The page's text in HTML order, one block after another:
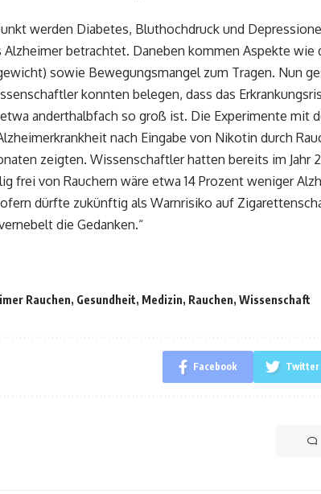
werden Diabetes, Bluthochdruck und
betrachtet. Daneben kommen Aspekte wie
sowie Bewegungsmangel zum Tragen. Nun
konnten belegen, dass das
anderthalbfach so groß ist. Die Experimente mit
nach Eingabe von Nikotin durch
zeigten. Wissenschaftler hatten bereits im Jahr
frei von Rauchern wäre etwa 14 Prozent weniger
dürfte zukünftig als Warnrisiko auf
die Gedanken.“
Rauchen, Gesundheit, Medizin, Rauchen, Wissenschaft
Facebook Twitter